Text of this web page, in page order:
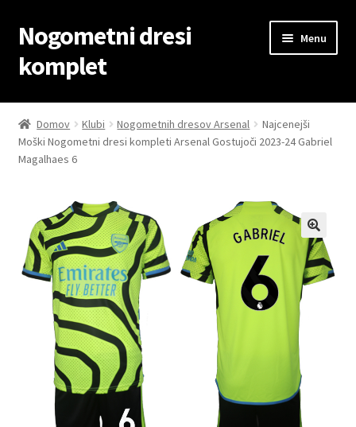
Skip
to
navigation
Skip
to
content
Nogometni dresi
komplet
Menu
Domov
Blog
Košarica
Moj račun
Trgovina
Zaključek nakupa
Domov Klubi Nogometnih dresov Arsenal
Najcenejši
Moški Nogometni dresi kompleti Arsenal Gostujoči 2023-24 Gabriel
Magalhaes 6